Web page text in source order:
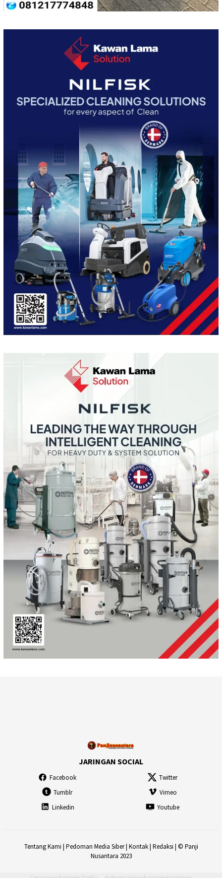
JARINGAN SOCIAL
Facebook
Twitter
Tumblr
Vimeo
Linkedin
Youtube
Tentang Kami | Pedoman Media Siber| Kontak| Redaksi | © Panji
Nusantara 2023